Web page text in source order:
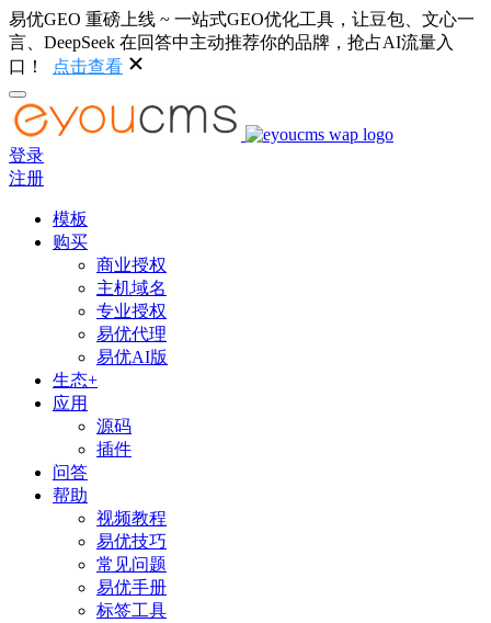
易优GEO 重磅上线 ~ 一站式GEO优化工具，让豆包、文心一
言、DeepSeek 在回答中主动推荐你的品牌，抢占AI流量入
口！
点击查看
登录
注册
模板
购买
商业授权
主机域名
专业授权
易优代理
易优AI版
生态+
应用
源码
插件
问答
帮助
视频教程
易优技巧
常见问题
易优手册
标签工具